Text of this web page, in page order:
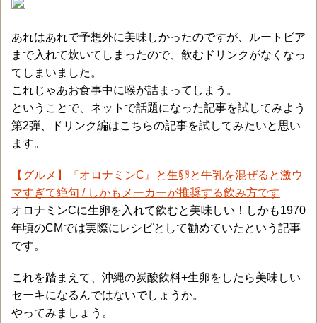
あれはあれで予想外に美味しかったのですが、ルートビア
まで入れて炊いてしまったので、飲むドリンクがなくなっ
てしまいました。
これじゃあお食事中に喉が詰まってしまう。
ということで、ネットで話題になった記事を試してみよう
第2弾、ドリンク編はこちらの記事を試してみたいと思い
ます。
【グルメ】『オロナミンC』と生卵と牛乳を混ぜると激ウ
マすぎて絶句 / しかもメーカーが推奨する飲み方です
オロナミンCに生卵を入れて飲むと美味しい！しかも1970
年頃のCMでは実際にレシピとして勧めていたという記事
です。
これを踏まえて、沖縄の炭酸飲料+生卵をしたら美味しい
セーキになるんではないでしょうか。
やってみましょう。